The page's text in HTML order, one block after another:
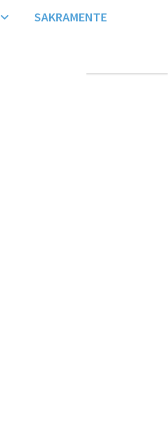
SAKRAMENTE